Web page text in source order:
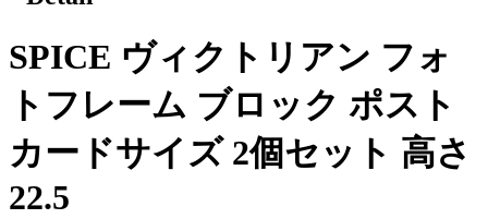
SPICE ヴィクトリアン フォ
トフレーム ブロック ポスト
カードサイズ 2個セット 高さ
22.5